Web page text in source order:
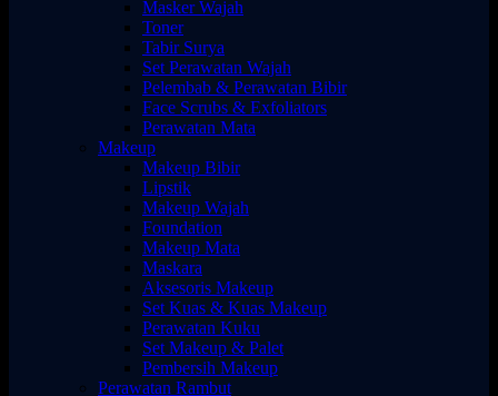
Masker Wajah
Toner
Tabir Surya
Set Perawatan Wajah
Pelembab & Perawatan Bibir
Face Scrubs & Exfoliators
Perawatan Mata
Makeup
Makeup Bibir
Lipstik
Makeup Wajah
Foundation
Makeup Mata
Maskara
Aksesoris Makeup
Set Kuas & Kuas Makeup
Perawatan Kuku
Set Makeup & Palet
Pembersih Makeup
Perawatan Rambut